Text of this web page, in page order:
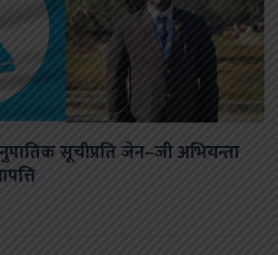
सूचीप्रति जेन–जी अभियन्ता